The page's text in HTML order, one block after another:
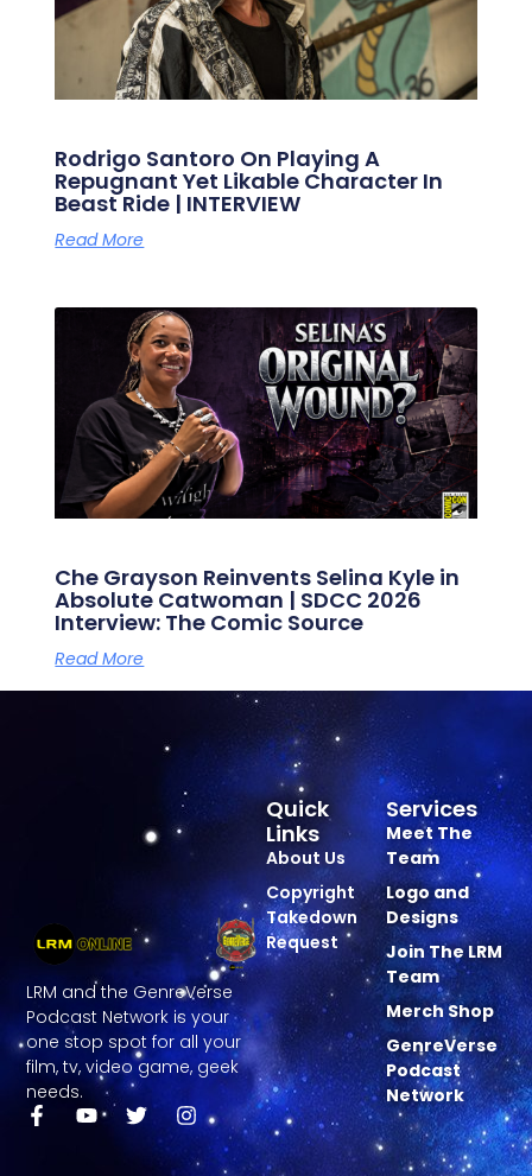
Rodrigo Santoro On Playing A
Repugnant Yet Likable Character In
Beast Ride | INTERVIEW
Read More
Che Grayson Reinvents Selina Kyle in
Absolute Catwoman | SDCC 2026
Interview: The Comic Source
Read More
LRM and the GenreVerse
Podcast Network is your
one stop spot for all your
film, tv, video game, geek
needs.
Services
Meet The
Team
Logo and
Designs
Join The LRM
Team
Merch Shop
GenreVerse
Podcast
Network
Quick
Links
About Us
Copyright
Takedown
Request